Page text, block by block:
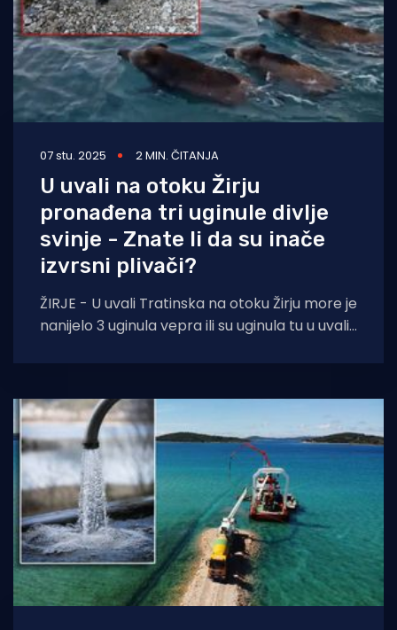
07 stu. 2025 2 MIN. ČITANJA
U uvali na otoku Žirju
pronađena tri uginule divlje
svinje - Znate li da su inače
izvrsni plivači?
ŽIRJE - U uvali Tratinska na otoku Žirju more je
nanijelo 3 uginula vepra ili su uginula tu u uvali,